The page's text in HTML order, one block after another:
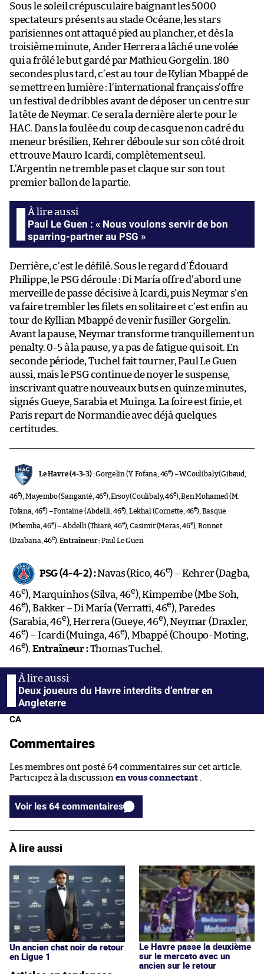
Sous le soleil crépusculaire baignant les 5000
spectateurs présents au stade Océane, les stars
parisiennes ont attaqué pied au plancher, et dès la
troisième minute, Ander Herrera a lâché une volée
qui a frôlé le but gardé par Mathieu Gorgelin. 180
secondes plus tard, c’est au tour de Kylian Mbappé de
se mettre en lumière : l’international français s’offre
un festival de dribbles avant de déposer un centre sur
la tête de Neymar. Ce sera la dernière alerte pour le
HAC. Dans la foulée du coup de casque non cadré du
meneur brésilien, Kehrer déboule sur son côté droit
et trouve Mauro Icardi, complètement seul.
L’Argentin ne tremble pas et claque sur son tout
premier ballon de la partie.
Paul Le Guen : « Nous voulons servir de bon
sparring-partner au PSG »
Derrière, c’est le défilé. Sous le regard d’Édouard
Philippe, le PSG déroule : Di María offre d’abord une
merveille de passe décisive à Icardi, puis Neymar s’en
va faire trembler les filets en solitaire et c’est enfin au
tour de Kyllian Mbappé de venir fusiller Gorgelin.
Avant la pause, Neymar transforme tranquillement un
penalty. 0-5 à la pause, y a pas de fatigue qui soit. En
seconde période, Tuchel fait tourner, Paul Le Guen
aussi, mais le PSG continue de noyer le suspense,
inscrivant quatre nouveaux buts en quinze minutes,
signés Gueye, Sarabia et Muinga. La foire est finie, et
Paris repart de Normandie avec déjà quelques
certitudes.
Le Havre (4-3-3) :Gorgelin (Y. Fofana, 46e) – W.Coulibaly (Gibaud,
46e), Mayembo (Sanganté, 46e), Ersoy (Coulibaly, 46e), Ben Mohamed (M.
Fofana, 46e) – Fontaine (Abdelli, 46e), Lekhal (Cornette, 46e), Basque
(Mbemba, 46e) – Abdelli (Thiaré, 46e), Casimir (Meras, 46e), Bonnet
(Dzabana, 46e).Entraîneur :Paul Le Guen
PSG (4-4-2) :Navas (Rico, 46e) – Kehrer (Dagba,
46e), Marquinhos (Silva, 46e), Kimpembe (Mbe Soh,
46e), Bakker – Di María (Verratti, 46e), Paredes
(Sarabia, 46e), Herrera (Gueye, 46e), Neymar (Draxler,
46e) – Icardi (Muinga, 46e), Mbappé (Choupo-Moting,
46e). Entraîneur :Thomas Tuchel.
Deux joueurs du Havre interdits d’entrer en
Angleterre
CA
Commentaires
Les membres ont posté 64 commentaires sur cet article.
Participez à la discussion en vous connectant
Voir les 64 commentaires
À lire aussi
Un ancien chat noir de retour
en Ligue 1
Le Havre passe la deuxième
sur le mercato avec un
ancien sur le retour